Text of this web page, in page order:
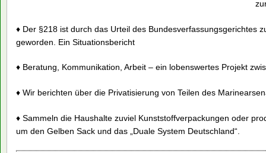
♦ Der §218 ist durch das Urteil des Bundesverfassungsgerichtes
geworden. Ein Situationsbericht
♦ Beratung, Kommunikation, Arbeit – ein lobenswertes Projekt
♦ Wir berichten über die Privatisierung von Teilen des
♦ Sammeln die Haushalte zuviel Kunststoffverpackungen oder
um den Gelben Sack und das „Duale System Deutschland“.